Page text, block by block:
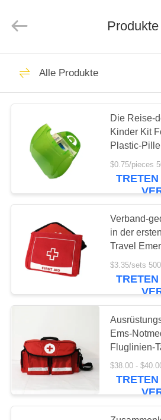
HAUSE
PRODUKTE
ÜBER
KONTAKT
MIT
NEUIGKEITEN
RECHTSSACHEN
Ltd..
Reise-Erste-
Tragbare
Ausrüstung
ersten Hilfe
Taktisches
Hilfe-Set
Produkte
Alle Produkte
Die Reise-
Kinder Kit
Plastic-
Verband-
Verband-
in der
Travel
18CM
$3.35/sets
Ems-
Fluglinien-
Hilfe
$38.00 -